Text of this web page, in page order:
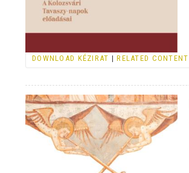
DOWNLOAD KÉZIRAT |RELATED CONTENT